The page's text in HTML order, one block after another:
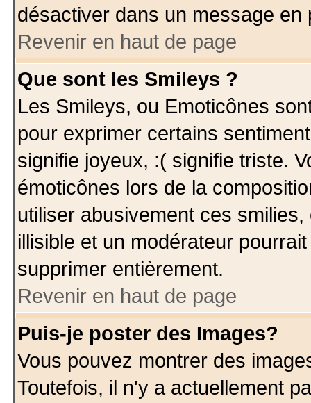
désactiver dans un message
Revenir en haut de page
Que sont les Smileys ?
Les Smileys, ou Emoticônes
pour exprimer certains
signifie joyeux, :( signifie triste.
émoticônes lors de la
utiliser abusivement ces
illisible et un modérateur
supprimer entièrement.
Revenir en haut de page
Puis-je poster des Images?
Vous pouvez montrer des
Toutefois, il n'y a actuellement